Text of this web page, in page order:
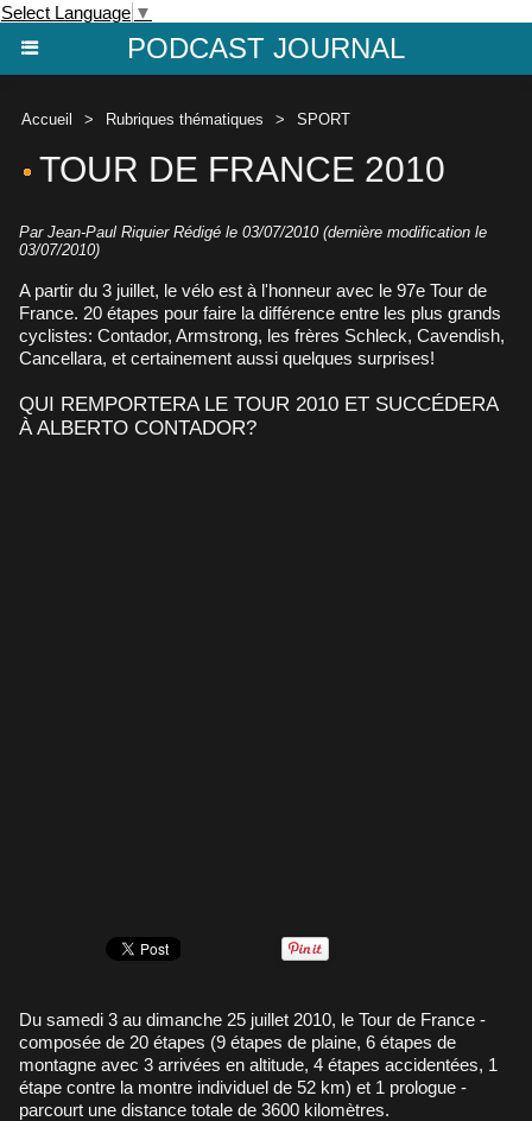
Select Language ▼
PODCAST JOURNAL
Accueil > Rubriques thématiques > SPORT
TOUR DE FRANCE 2010
Par Jean-Paul Riquier Rédigé le 03/07/2010 (dernière modification le
03/07/2010)
A partir du 3 juillet, le vélo est à l'honneur avec le 97e Tour de
France. 20 étapes pour faire la différence entre les plus grands
cyclistes: Contador, Armstrong, les frères Schleck, Cavendish,
Cancellara, et certainement aussi quelques surprises!
QUI REMPORTERA LE TOUR 2010 ET SUCCÉDERA
À ALBERTO CONTADOR?
Du samedi 3 au dimanche 25 juillet 2010, le Tour de France -
composée de 20 étapes (9 étapes de plaine, 6 étapes de
montagne avec 3 arrivées en altitude, 4 étapes accidentées, 1
étape contre la montre individuel de 52 km) et 1 prologue -
parcourt une distance totale de 3600 kilomètres.